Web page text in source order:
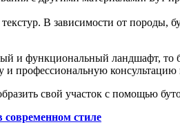
текстур. В зависимости от
и функциональный ландшафт,
и профессиональную
свой участок с помощью
стиле